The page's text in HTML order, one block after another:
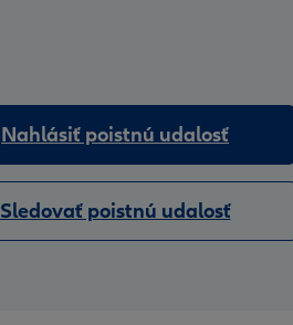
Nahlásiť poistnú udalosť
Sledovať poistnú udalosť